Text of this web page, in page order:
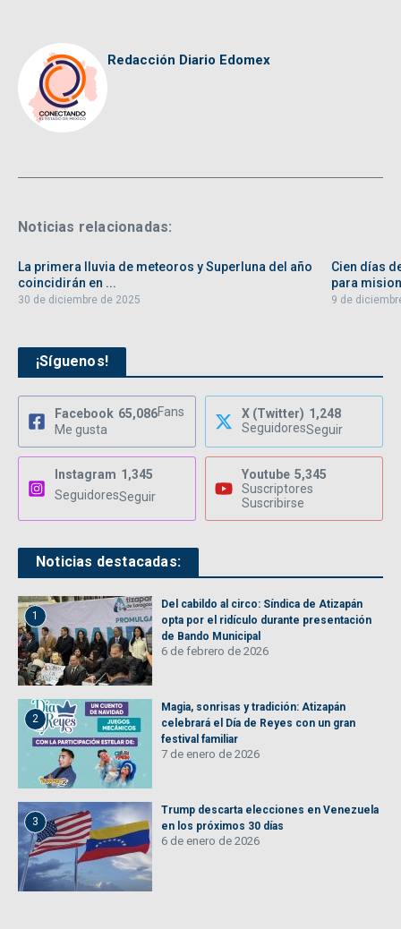
Redacción Diario Edomex
Noticias relacionadas:
La primera lluvia de meteoros y Superluna del año
coincidirán en ...
30 de diciembre de 2025
Cien días
para
9 de
¡Síguenos!
Facebook 65,086Fans
Me gusta
X (Twitter) 1,248
SeguidoresSeguir
Instagram 1,345
SeguidoresSeguir
Youtube 5,345
Suscriptores
Suscribirse
Noticias destacadas:
1
Del cabildo al circo: Síndica de Atizapán
opta por el ridículo durante presentación
de Bando Municipal
6 de febrero de 2026
2
Magia, sonrisas y tradición: Atizapán
celebrará el Día de Reyes con un gran
festival familiar
7 de enero de 2026
3
Trump descarta elecciones en Venezuela
en los próximos 30 días
6 de enero de 2026